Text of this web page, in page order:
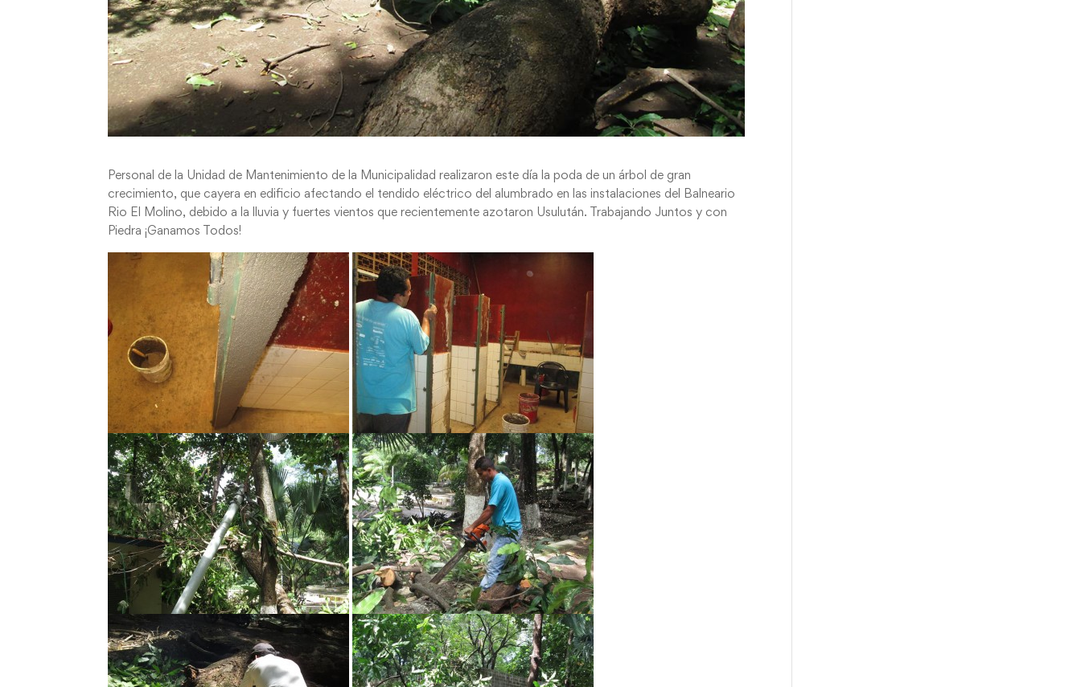
Personal de la Unidad de Mantenimiento de la Municipalidad realizaron este día la poda de un árbol de gran
crecimiento, que cayera en edificio afectando el tendido eléctrico del alumbrado en las instalaciones del Balneario
Rio El Molino, debido a la lluvia y fuertes vientos que recientemente azotaron Usulután. Trabajando Juntos y con
Piedra ¡Ganamos Todos!